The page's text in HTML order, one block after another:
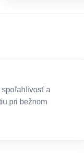
spoľahlivosť a
pri bežnom